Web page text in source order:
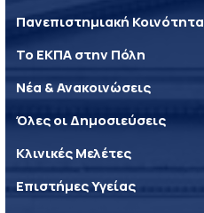
Πανεπιστημιακή Κοινότητα
Το ΕΚΠΑ στην Πόλη
Νέα & Ανακοινώσεις
Όλες οι Δημοσιεύσεις
Κλινικές Μελέτες
Επιστήμες Υγείας